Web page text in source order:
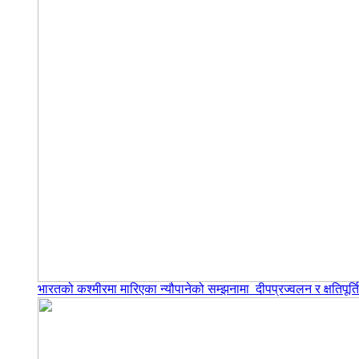
भारतको कश्मीरमा मारिएका न्यौपानेको सम्झनामा दीपप्रज्वलन र